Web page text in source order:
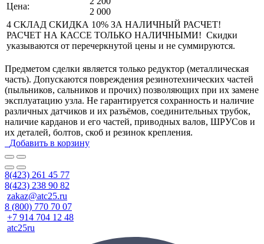
Цена:
2 000
4 СКЛАД СКИДКА 10% ЗА НАЛИЧНЫЙ РАСЧЕТ!
РАСЧЕТ НА КАССЕ ТОЛЬКО НАЛИЧНЫМИ! Скидки
указываются от перечеркнутой цены и не суммируются.
Предметом сделки является только редуктор (металлическая
часть). Допускаются повреждения резинотехнических частей
(пыльников, сальников и прочих) позволяющих при их замене
эксплуатацию узла. Не гарантируется сохранность и наличие
различных датчиков и их разъёмов, соединительных трубок,
наличие карданов и его частей, приводных валов, ШРУСов и
их деталей, болтов, скоб и резинок крепления.
Добавить в корзину
8(423) 261 45 77
8(423) 238 90 82
zakaz@atc25.ru
8 (800) 770 70 07
+7 914 704 12 48
atc25ru